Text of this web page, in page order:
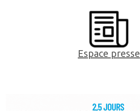
Espace presse